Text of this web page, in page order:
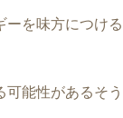
ーを味方につけ
可能性があるそ